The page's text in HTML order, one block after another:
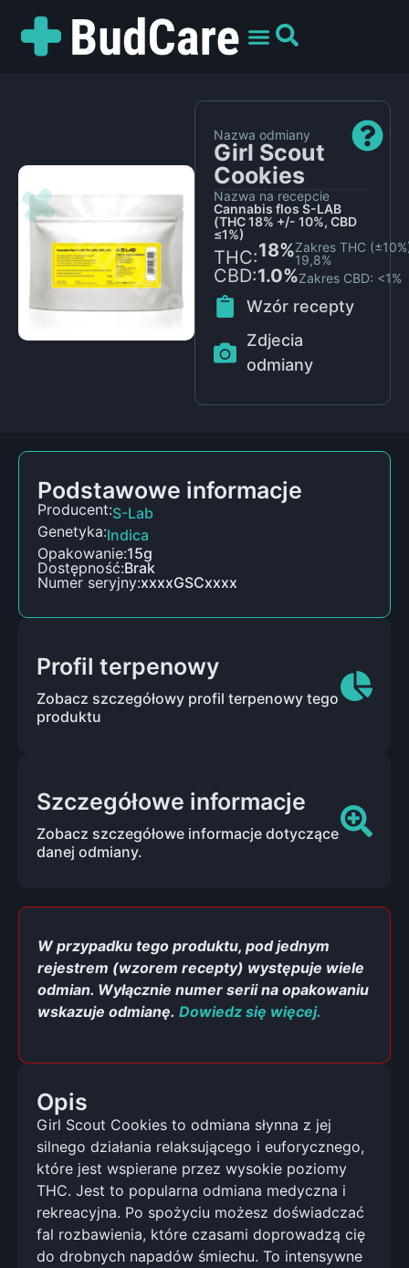
Nazwa odmiany
Girl Scout
Cookies
Nazwa na recepcie
Cannabis flos S-LAB
(THC 18% +/- 10%, CBD
≤1%)
THC:18%Zakres THC
19,8%
CBD:1.0%Zakres CBD: <1%
Wzór recepty
Zdjecia
odmiany
W przypadku tego produktu, pod jednym
rejestrem (wzorem recepty) występuje wiele
odmian. Wyłącznie numer serii na opakowaniu
wskazuje odmianę. Dowiedz się więcej.
Opis
Girl Scout Cookies to odmiana słynna z jej
silnego działania relaksującego i euforycznego,
które jest wspierane przez wysokie poziomy
THC. Jest to popularna odmiana medyczna i
rekreacyjna. Po spożyciu możesz doświadczać
fal rozbawienia, które czasami doprowadzą cię
do drobnych napadów śmiechu. To intensywne
Podstawowe informacje
Producent:S-Lab
Genetyka:Indica
Opakowanie:15g
Dostępność:Brak
Numer seryjny:xxxxGSCxxxx
Profil terpenowy
Zobacz szczegółowy profil terpenowy tego
produktu
Szczegółowe informacje
Zobacz szczegółowe informacje dotyczące
danej odmiany.